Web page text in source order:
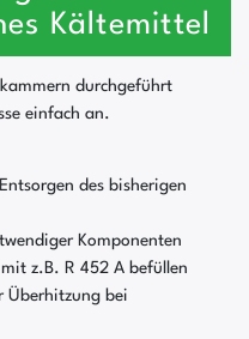
Kältemittel
durchgeführt
einfach an.
des bisherigen
Komponenten
z.B. R 452 A befüllen
Überhitzung bei